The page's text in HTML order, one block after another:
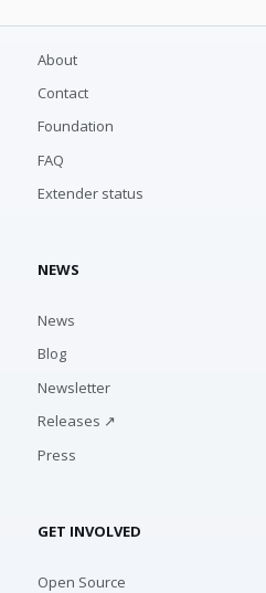
About
Contact
Foundation
FAQ
Extender status
NEWS
News
Blog
Newsletter
Releases ↗
Press
GET INVOLVED
Open Source